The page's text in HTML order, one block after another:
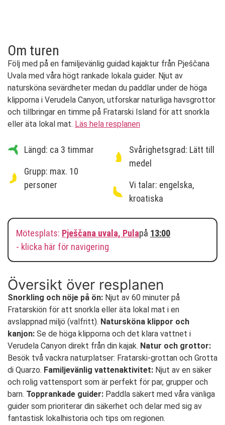
Om turen
Följ med på en familjevänlig guidad kajaktur från Pješčana
Uvala med våra högt rankade lokala guider. Njut av
natursköna sevärdheter medan du paddlar under de höga
klipporna i Verudela Canyon, utforskar naturliga havsgrottor
och tillbringar en timme på Fratarski Island för att snorkla
eller äta lokal mat. Läs hela resplanen
Längd: ca 3 timmar
Grupp: max. 10
personer
Svårighetsgrad: Lätt till
medel
Vi talar: engelska,
kroatiska
Mötesplats: Pješčana uvala, Pulapå 13:00
- klicka här för navigering
Översikt över resplanen
Snorkling och nöje på ön: Njut av 60 minuter på
Fratarskiön för att snorkla eller äta lokal mat i en
avslappnad miljö (valfritt). Natursköna klippor och
kanjon: Se de höga klipporna och det klara vattnet i
Verudela Canyon direkt från din kajak. Natur och grottor:
Besök två vackra naturplatser: Fratarski-grottan och Grotta
di Quarzo. Familjevänlig vattenaktivitet: Njut av en säker
och rolig vattensport som är perfekt för par, grupper och
barn. Topprankade guider: Paddla säkert med våra vänliga
guider som prioriterar din säkerhet och delar med sig av
fantastisk lokalhistoria och tips om regionen.